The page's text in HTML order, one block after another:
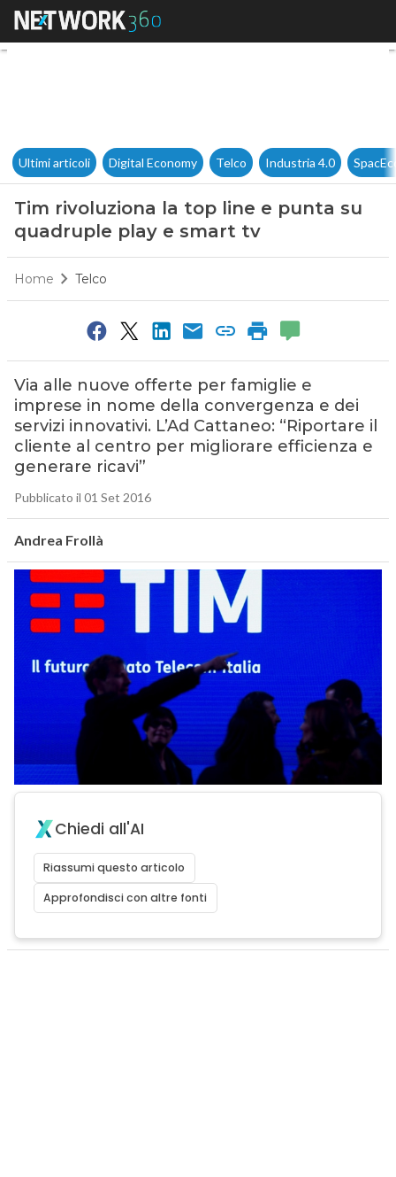
Tim rivoluziona la top line e
Ultimi articoli Digital Economy Telco Industria 4.0
Tim rivoluziona la top line e punta su
quadruple play e smart tv
Home Telco
Via alle nuove offerte per famiglie e
imprese in nome della convergenza e dei
servizi innovativi. L’Ad Cattaneo: “Riportare il
cliente al centro per migliorare efficienza e
generare ricavi”
Pubblicato il 01 Set 2016
Andrea Frollà
Chiedi all'AI
Riassumi questo articolo
Approfondisci con altre fonti